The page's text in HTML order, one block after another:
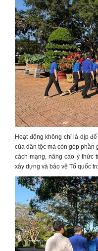
Hoạt động không chỉ là dịp
của dân tộc mà còn góp phần
cách mạng, nâng cao ý thức
xây dựng và bảo vệ Tổ quốc